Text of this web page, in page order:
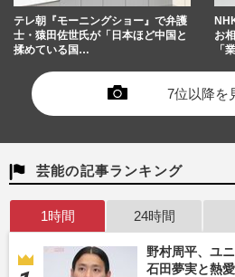
テレ朝『モーニングショー』で弁護
士・猿田佐世氏が「日本ほど中国と
揉めている国…
お
「
7位以降を
芸能の記事ランキング
1時間 24時間
野村周平、ユ
石田夢実と熱